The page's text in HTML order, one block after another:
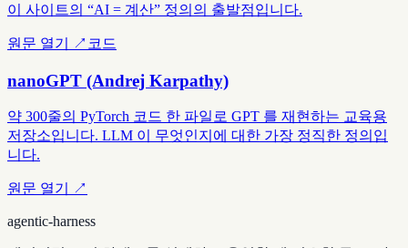
이 사이트의 “AI = 계산” 정의의 출발점입니다.
원문 열기 ↗ 코드
nanoGPT (Andrej Karpathy)
약 300줄의 PyTorch 코드 한 파일로 GPT 를 재현하는 교육용
저장소입니다. LLM 이 무엇인지에 대한 가장 정직한 정의입
니다.
원문 열기 ↗
agentic-harness